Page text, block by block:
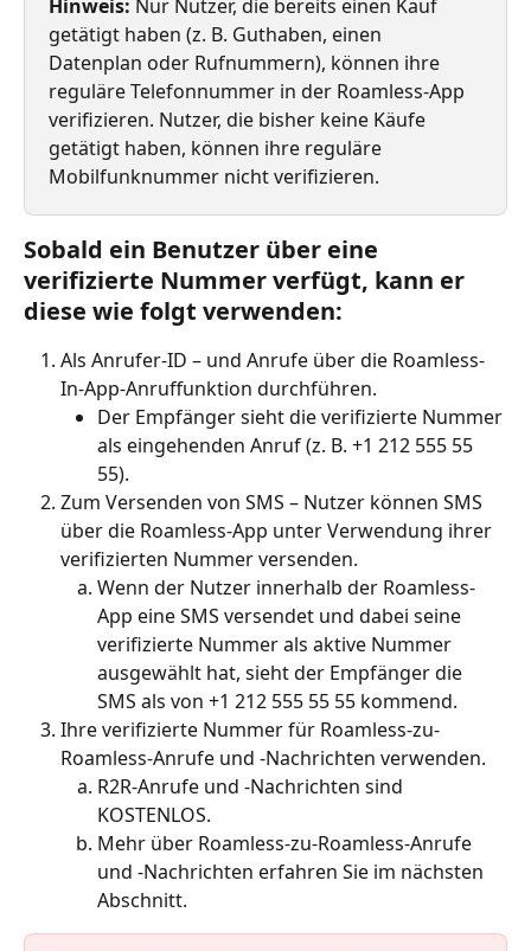
Hinweis: Nur Nutzer, die bereits einen Kauf
getätigt haben (z. B. Guthaben, einen
Datenplan oder Rufnummern), können ihre
reguläre Telefonnummer in der Roamless-App
verifizieren. Nutzer, die bisher keine Käufe
getätigt haben, können ihre reguläre
Mobilfunknummer nicht verifizieren.
Sobald ein Benutzer über eine
verifizierte Nummer verfügt, kann er
diese wie folgt verwenden:
Als Anrufer-ID – und Anrufe über die Roamless-
In-App-Anruffunktion durchführen.
Der Empfänger sieht die verifizierte Nummer
als eingehenden Anruf (z. B. +1 212 555 55
55).
Zum Versenden von SMS – Nutzer können SMS
über die Roamless-App unter Verwendung ihrer
verifizierten Nummer versenden.
Wenn der Nutzer innerhalb der Roamless-
App eine SMS versendet und dabei seine
verifizierte Nummer als aktive Nummer
ausgewählt hat, sieht der Empfänger die
SMS als von +1 212 555 55 55 kommend.
Ihre verifizierte Nummer für Roamless-zu-
Roamless-Anrufe und -Nachrichten verwenden.
R2R-Anrufe und -Nachrichten sind
KOSTENLOS.
Mehr über Roamless-zu-Roamless-Anrufe
und -Nachrichten erfahren Sie im nächsten
Abschnitt.